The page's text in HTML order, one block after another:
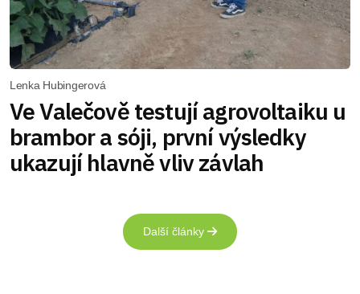
Lenka Hubingerová
Ve Valečově testují agrovoltaiku u
brambor a sóji, první výsledky
ukazují hlavně vliv závlah
Další články